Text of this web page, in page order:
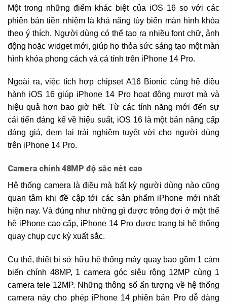
Một trong những điểm khác biệt của iOS 16 so với các
phiên bản tiền nhiệm là khả năng tùy biến màn hình khóa
theo ý thích. Người dùng có thể tạo ra nhiều font chữ, ảnh
động hoặc widget mới, giúp họ thỏa sức sáng tạo một màn
hình khóa phong cách và cá tính trên iPhone 14 Pro.
Ngoài ra, việc tích hợp chipset A16 Bionic cùng hệ điều
hành iOS 16 giúp iPhone 14 Pro hoạt động mượt mà và
hiệu quả hơn bao giờ hết. Từ các tính năng mới đến sự
cải tiến đáng kể về hiệu suất, iOS 16 là một bản nâng cấp
đáng giá, đem lại trải nghiệm tuyệt vời cho người dùng
trên iPhone 14 Pro.
Camera chính 48MP độ sắc nét cao
Hệ thống camera là điều mà bất kỳ người dùng nào cũng
quan tâm khi đề cập tới các sản phẩm iPhone mới nhất
hiện nay. Và đúng như những gì được trông đợi ở một thế
hệ iPhone cao cấp, iPhone 14 Pro được trang bị hệ thống
quay chụp cực kỳ xuất sắc.
Cụ thể, thiết bị sở hữu hệ thống máy quay bao gồm 1 cảm
biến chính 48MP, 1 camera góc siêu rộng 12MP cùng 1
camera tele 12MP. Những thông số ấn tượng về hệ thống
camera này cho phép iPhone 14 phiên bản Pro dễ dàng